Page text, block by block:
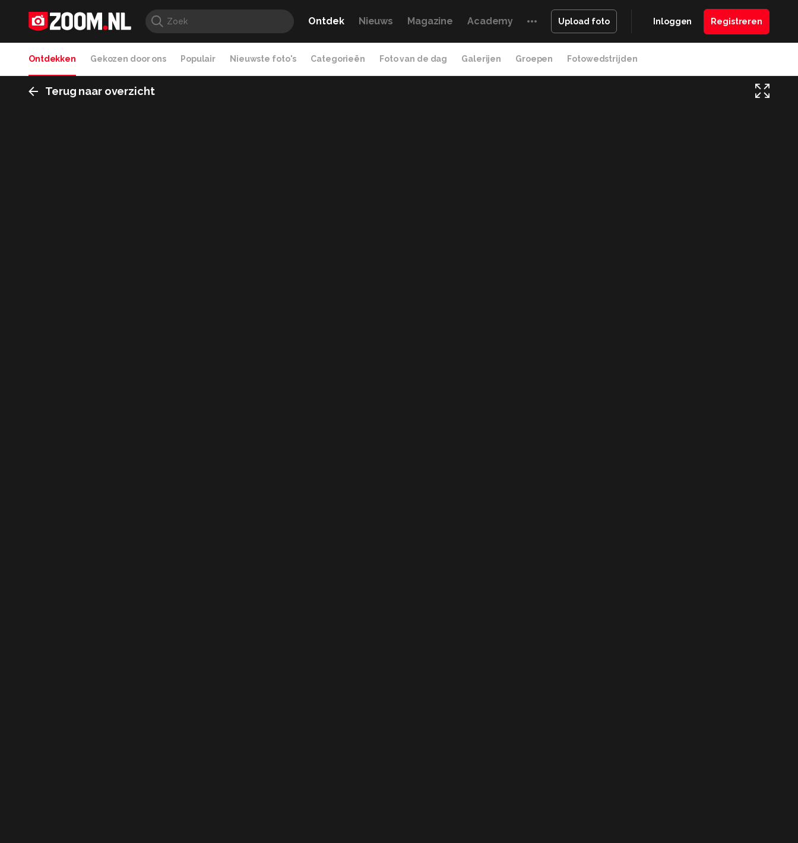
Ontdek Nieuws Magazine Academy Upload foto Inloggen Registreren
Ontdekken Gekozen door ons Populair Nieuwste foto's Categorieën Foto van de dag Galerijen Groepen Fotowedstrijden
Terug naar overzicht